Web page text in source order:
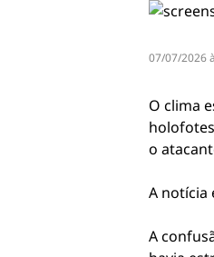
07/07/2026
O clima
o
A notícia
A